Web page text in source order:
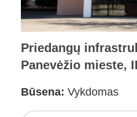
Priedangų
Panevėžio mieste,
Būsena: Vykdomas